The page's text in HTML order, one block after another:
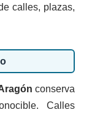
calles, plazas,
conserva
Calles